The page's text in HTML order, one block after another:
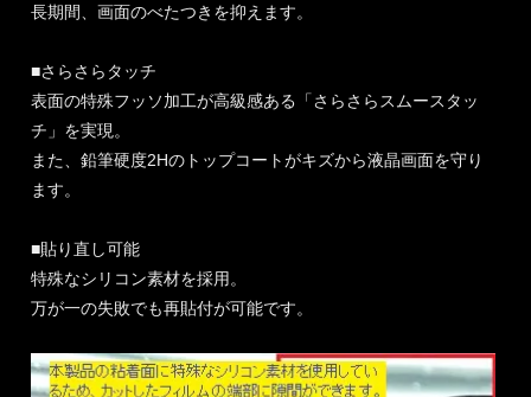
長期間、画面のべたつきを抑えます。
■さらさらタッチ
表面の特殊フッソ加工が高級感ある「さらさらスムースタッ
チ」を実現。
また、鉛筆硬度2Hのトップコートがキズから液晶画面を守り
ます。
■貼り直し可能
特殊なシリコン素材を採用。
万が一の失敗でも再貼付が可能です。